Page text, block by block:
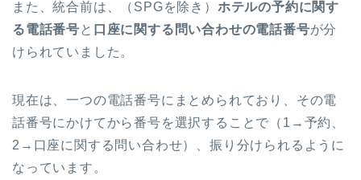
また、統合前は、（SPGを除き） ホテルの予約に関す
る電話番号 と 口座に関する問い合わせの電話番号が分
けられていました。
現在は、一つの電話番号にまとめられており、その電
話番号にかけてから番号を選択することで（1→予約、
2→口座に関する問い合わせ）、振り分けられるように
なっています。